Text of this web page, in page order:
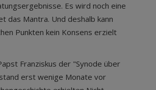
Es wird noch eine
das Mantra. Und deshalb kann
Punkten kein Konsens erzielt
Franziskus der "Synode über
erst wenige Monate vor